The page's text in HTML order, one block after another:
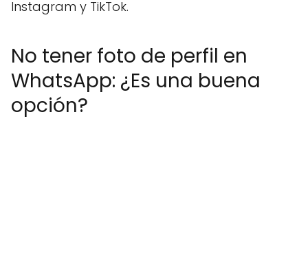
Instagram y TikTok.
No tener foto de perfil en
WhatsApp: ¿Es una buena
opción?